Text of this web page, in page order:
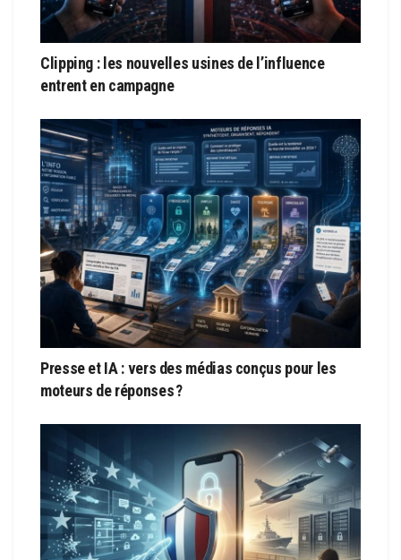
Clipping : les nouvelles usines de l’influence
entrent en campagne
Presse et IA : vers des médias conçus pour les
moteurs de réponses ?